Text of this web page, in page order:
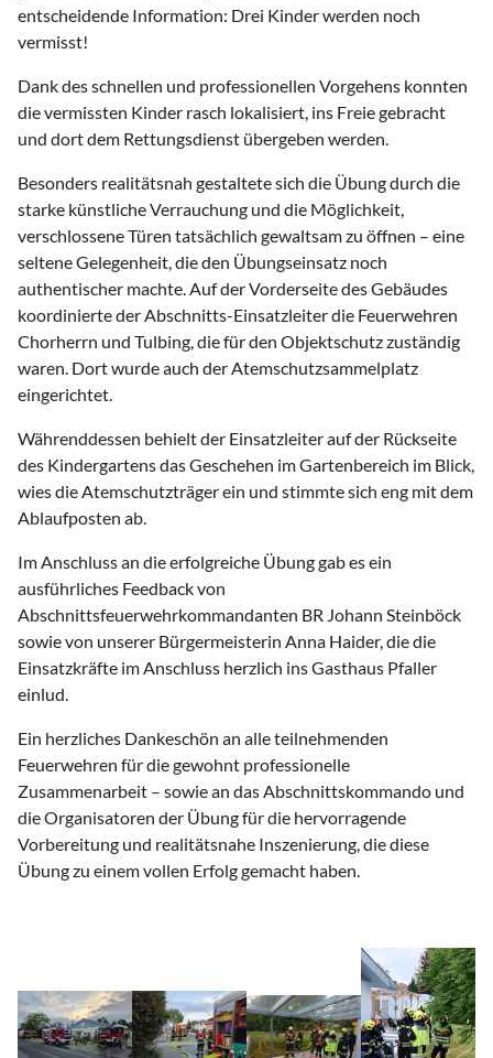
entscheidende Information: Drei Kinder werden noch
vermisst!
Dank des schnellen und professionellen Vorgehens konnten
die vermissten Kinder rasch lokalisiert, ins Freie gebracht
und dort dem Rettungsdienst übergeben werden.
Besonders realitätsnah gestaltete sich die Übung durch die
starke künstliche Verrauchung und die Möglichkeit,
verschlossene Türen tatsächlich gewaltsam zu öffnen – eine
seltene Gelegenheit, die den Übungseinsatz noch
authentischer machte. Auf der Vorderseite des Gebäudes
koordinierte der Abschnitts-Einsatzleiter die Feuerwehren
Chorherrn und Tulbing, die für den Objektschutz zuständig
waren. Dort wurde auch der Atemschutzsammelplatz
eingerichtet.
Währenddessen behielt der Einsatzleiter auf der Rückseite
des Kindergartens das Geschehen im Gartenbereich im Blick,
wies die Atemschutzträger ein und stimmte sich eng mit dem
Ablaufposten ab.
Im Anschluss an die erfolgreiche Übung gab es ein
ausführliches Feedback von
Abschnittsfeuerwehrkommandanten BR Johann Steinböck
sowie von unserer Bürgermeisterin Anna Haider, die die
Einsatzkräfte im Anschluss herzlich ins Gasthaus Pfaller
einlud.
Ein herzliches Dankeschön an alle teilnehmenden
Feuerwehren für die gewohnt professionelle
Zusammenarbeit – sowie an das Abschnittskommando und
die Organisatoren der Übung für die hervorragende
Vorbereitung und realitätsnahe Inszenierung, die diese
Übung zu einem vollen Erfolg gemacht haben.